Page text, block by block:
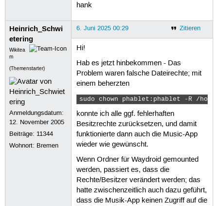
hank
Heinrich_Schwi
etering
Wikitea
m
(Themenstarter)
Anmeldungsdatum:
12. November 2005
Beiträge: 11344
Wohnort: Bremen
Zitieren
6. Juni 2025 00:29
Hi!
Hab es jetzt hinbekommen - Das
Problem waren falsche Dateirechte; mit
einem beherzten
sudo chown phablet:phablet -R /
konnte ich alle ggf. fehlerhaften
Besitzrechte zurücksetzen, und damit
funktionierte dann auch die Music-App
wieder wie gewünscht.
Wenn Ordner für Waydroid gemounted
werden, passiert es, dass die
Rechte/Besitzer verändert werden; das
hatte zwischenzeitlich auch dazu geführt,
dass die Musik-App keinen Zugriff auf die